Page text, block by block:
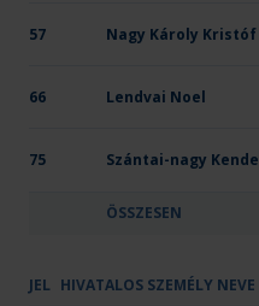
57 Nagy Károly Kristóf
66 Lendvai Noel
75 Szántai-nagy Kende
ÖSSZESEN
JEL HIVATALOS SZEMÉLY NEVE